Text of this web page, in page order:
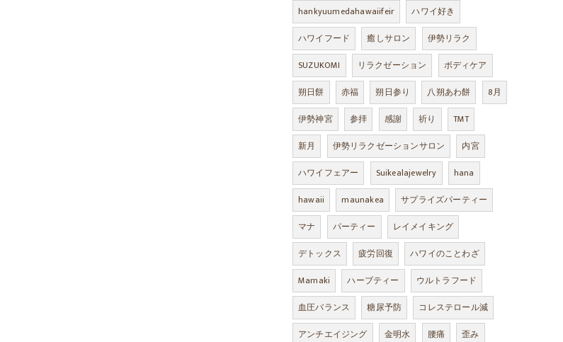
hankyuumedahawaiifeir
ハワイ好き
ハワイフード
癒しサロン
伊勢リラク
SUZUKOMI
リラクゼーション
ボディケア
朔日餅
赤福 朔日参り 八朔あわ餅
8月
伊勢神宮
参拝 感謝 祈り
TMT
新月
伊勢リラクゼーションサロン
内宮
ハワイフェアー
Suikealajewelry
hana
hawaii
maunakea
サプライズパーティー
マナ
パーティー
レイメイキング
デトックス
疲労回復
ハワイのことわざ
Mamaki
ハーブティー
ウルトラフード
血圧バランス
糖尿予防
コレステロール減
アンチエイジング
金明水 腰痛
歪み